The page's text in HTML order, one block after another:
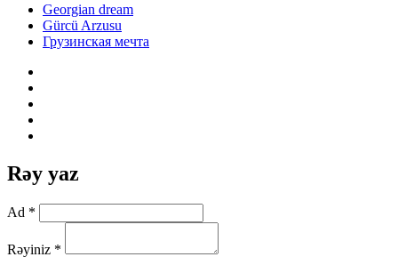
Georgian dream
Gürcü Arzusu
Грузинская мечта
Rəy yaz
Ad *
Rəyiniz *